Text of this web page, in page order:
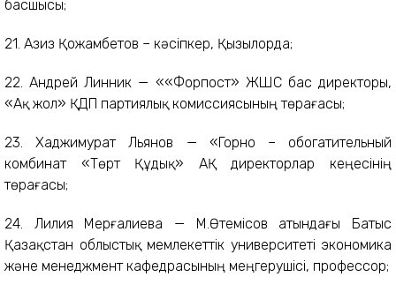
басшысы;
21. Азиз Қожамбетов – кәсіпкер, Қызылорда;
22. Андрей Линник — ««Форпост» ЖШС бас директоры,
«Ақ жол» ҚДП партиялық комиссиясының төрағасы;
23. Хаджимурат Льянов — «Горно – обогатительный
комбинат «Төрт Құдық» АҚ директорлар кеңесінің
төрағасы;
24. Лилия Мерғалиева — М.Өтемісов атындағы Батыс
Қазақстан облыстық мемлекеттік университеті экономика
және менеджмент кафедрасының меңгерушісі, профессор;